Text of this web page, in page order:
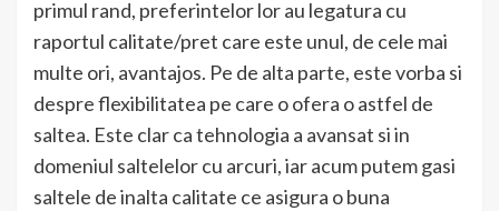
primul rand, preferintelor lor au legatura cu
raportul calitate/pret care este unul, de cele mai
multe ori, avantajos. Pe de alta parte, este vorba si
despre flexibilitatea pe care o ofera o astfel de
saltea. Este clar ca tehnologia a avansat si in
domeniul saltelelor cu arcuri, iar acum putem gasi
saltele de inalta calitate ce asigura o buna